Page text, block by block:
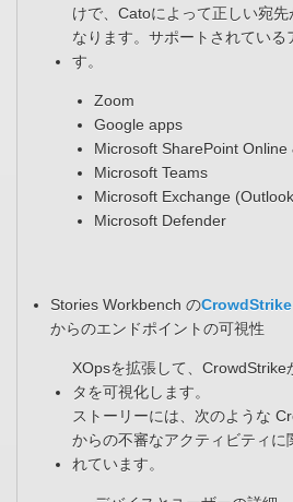
けで、Catoによって正しい宛
なります。サポートされてい
す。​
Zoom​
Google apps​
Microsoft SharePoint Online
Microsoft Teams ​
Microsoft Exchange
Microsoft Defender​
Stories Workbench のCrowdStrike
からのエンドポイントの可視性​
XOpsを拡張して、CrowdStrike
タを可視化します。​
ストーリーには、次のような
からの不審なアクティビティに
れています。​